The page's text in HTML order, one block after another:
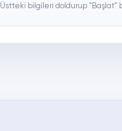
Üstteki bilgileri doldurup